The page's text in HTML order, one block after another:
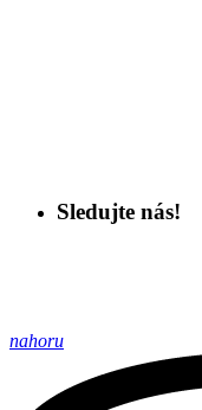
Sledujte nás!
nahoru